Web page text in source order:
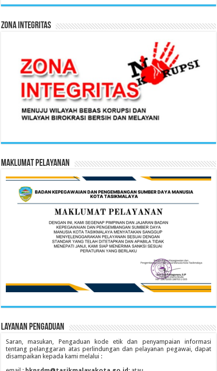
Zona Integritas
MAKLUMAT PELAYANAN
Layanan Pengaduan
Saran, masukan, Pengaduan kode etik dan penyampaian informasi
tentang pelanggaran atas perlindungan dan pelayanan pegawai, dapat
disampaikan kepada kami melalui :